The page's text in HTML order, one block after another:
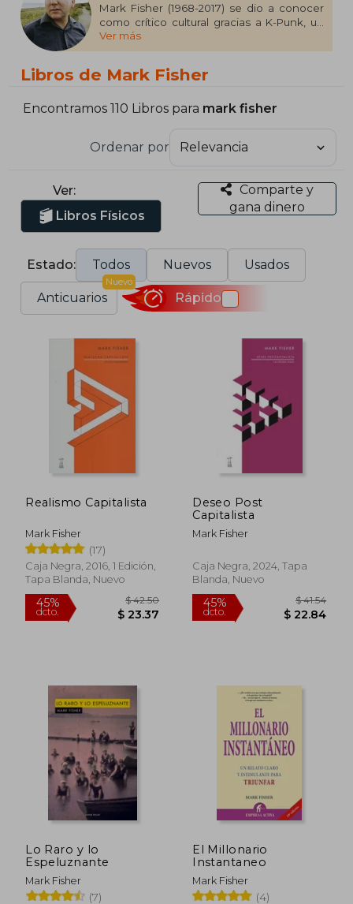
Mark Fisher (1968-2017) se dio a conocer
como crítico cultural gracias a K-Punk, un
blog pionero en los primeros años de
internet en el que escribía extensos
contemporánea, análisis político, ciencia-
publicar en revistas y diarios de prestigio
autor de los libros Realismo capitalista,
publicado en castellano por Caja Negra, y
Ghosts of my Life, una selección de
depresión y la percepción cultural de la
Ver más
Libros de Mark Fisher
Encontramos 110 Libros para mark fisher
Ordenar por
Ver:
Libros Físicos
Comparte y
gana dinero
Estado: Todos Nuevos Usados
Anticuarios
Nuevo
Rápido
Realismo Capitalista
Mark Fisher
(17)
Caja Negra, 2016, 1 Edición,
Tapa Blanda, Nuevo
45%
dcto. $ 23.37
Deseo Post
Capitalista
Mark Fisher
Caja Negra, 2024, Tapa
Blanda, Nuevo
dcto.
Lo Raro y lo
Espeluznante
Mark Fisher
(7)
El Millonario
Instantaneo
Mark Fisher
(4)